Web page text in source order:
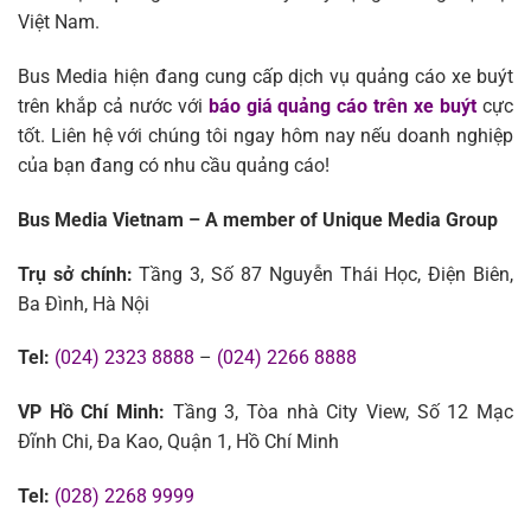
Việt Nam.
Bus Media hiện đang cung cấp dịch vụ quảng cáo xe buýt
trên khắp cả nước với báo giá quảng cáo trên xe buýt cực
tốt. Liên hệ với chúng tôi ngay hôm nay nếu doanh nghiệp
của bạn đang có nhu cầu quảng cáo!
Bus Media Vietnam – A member of Unique Media Group
Trụ sở chính:Tầng 3, Số 87 Nguyễn Thái Học, Điện Biên,
Ba Đình, Hà Nội
Tel: (024) 2323 8888 – (024) 2266 8888
VP Hồ Chí Minh: Tầng 3, Tòa nhà City View, Số 12 Mạc
Đĩnh Chi, Đa Kao, Quận 1, Hồ Chí Minh
Tel: (028) 2268 9999